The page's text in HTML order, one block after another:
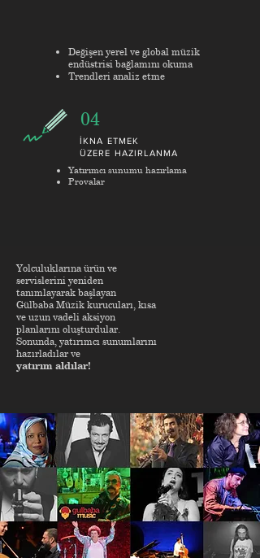
Değişen yerel ve global müzik
endüstrisi bağlamını okuma
Trendleri analiz etme
04
İKNA ETMEK
ÜZERE HAZIRLANMA
Yatırımcı sunumu hazırlama
Provalar
Yolculuklarına ürün ve
servislerini yeniden
tanımlayarak başlayan
Gülbaba Müzik kurucuları, kısa
ve uzun vadeli aksiyon
planlarını oluşturdular.
Sonunda, yatırımcı sunumlarını
hazırladılar ve
yatırım aldılar!